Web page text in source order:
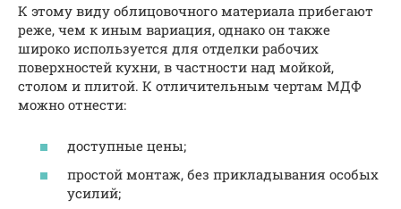
К этому виду облицовочного материала прибегают
реже, чем к иным вариация, однако он также
широко используется для отделки рабочих
поверхностей кухни, в частности над мойкой,
столом и плитой. К отличительным чертам МДФ
можно отнести:
доступные цены;
простой монтаж, без прикладывания особых
усилий;